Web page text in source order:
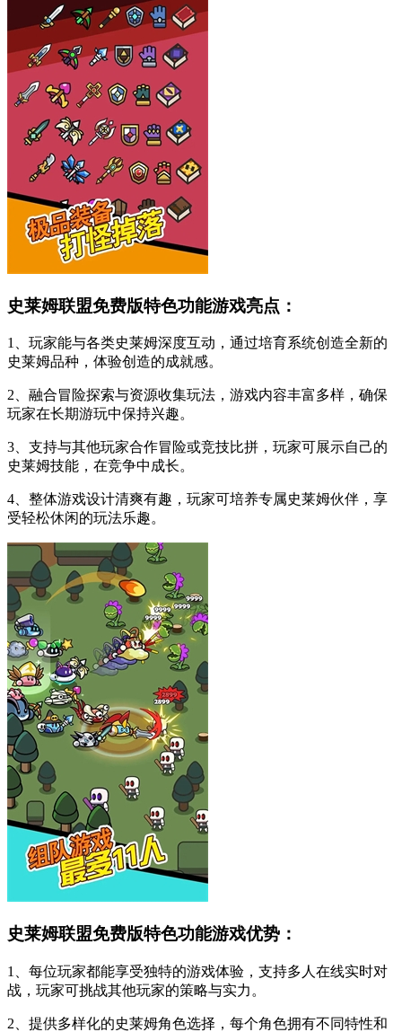
史莱姆联盟免费版特色功能游戏亮点：
1、玩家能与各类史莱姆深度互动，通过培育系统创造全新的
史莱姆品种，体验创造的成就感。
2、融合冒险探索与资源收集玩法，游戏内容丰富多样，确保
玩家在长期游玩中保持兴趣。
3、支持与其他玩家合作冒险或竞技比拼，玩家可展示自己的
史莱姆技能，在竞争中成长。
4、整体游戏设计清爽有趣，玩家可培养专属史莱姆伙伴，享
受轻松休闲的玩法乐趣。
史莱姆联盟免费版特色功能游戏优势：
1、每位玩家都能享受独特的游戏体验，支持多人在线实时对
战，玩家可挑战其他玩家的策略与实力。
2、提供多样化的史莱姆角色选择，每个角色拥有不同特性和